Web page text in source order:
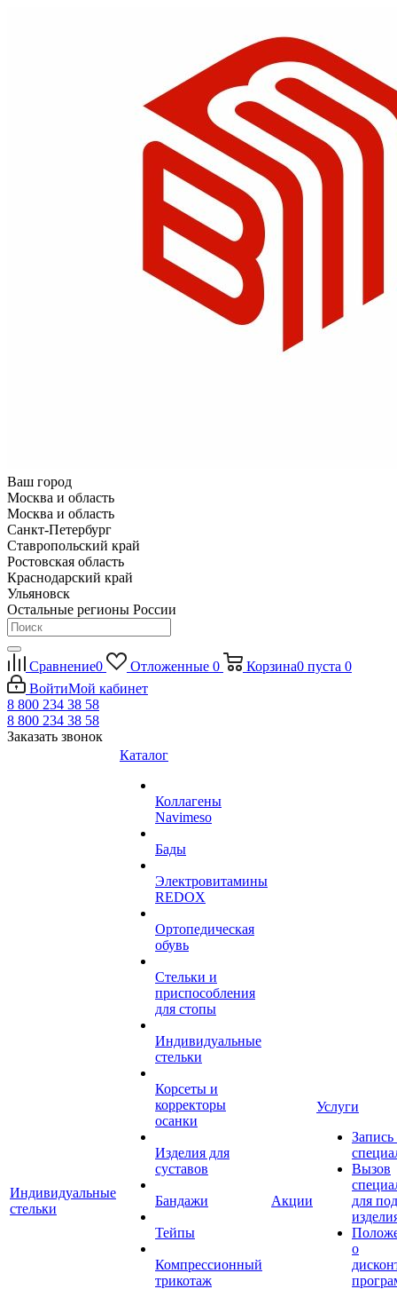
Ваш город
Москва и область
Москва и область
Санкт-Петербург
Ставропольский край
Ростовская область
Краснодарский край
Ульяновск
Остальные регионы России
Сравнение0 Отложенные 0 Корзина0 пуста 0
ВойтиМой кабинет
8 800 234 38 58
8 800 234 38 58
Заказать звонок
Индивидуальные
стельки
Каталог
Коллагены
Navimeso
Бады
Электровитамины
REDOX
Ортопедическая
обувь
Стельки и
приспособления
для стопы
Индивидуальные
стельки
Корсеты и
корректоры
осанки
Изделия для
суставов
Бандажи
Тейпы
Компрессионный
трикотаж
Акции
Услуги
Запись
Вызов
для
о